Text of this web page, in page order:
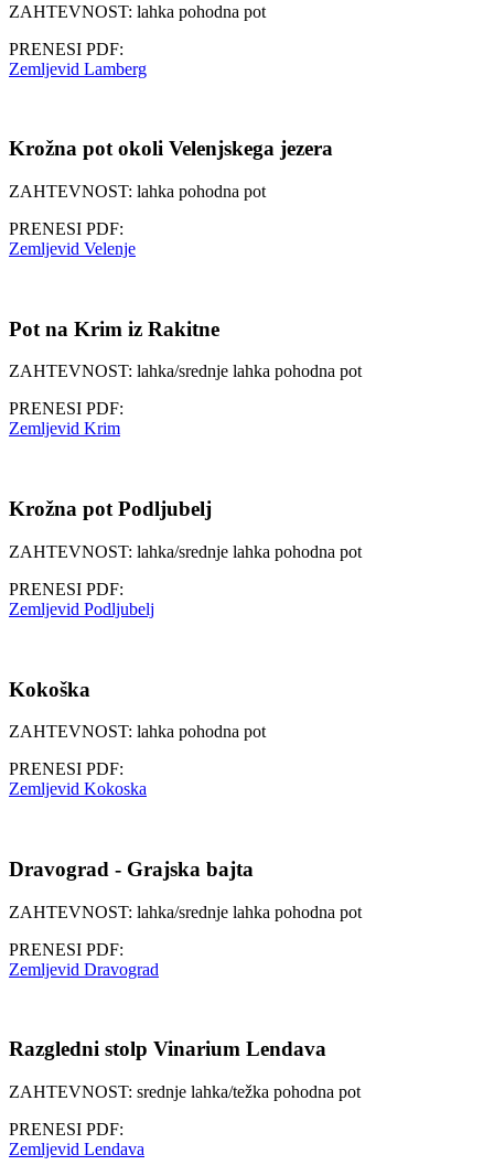
ZAHTEVNOST: lahka pohodna pot
PRENESI PDF:
Zemljevid Lamberg
Krožna pot okoli Velenjskega jezera
ZAHTEVNOST: lahka pohodna pot
PRENESI PDF:
Zemljevid Velenje
Pot na Krim iz Rakitne
ZAHTEVNOST: lahka/srednje lahka pohodna pot
PRENESI PDF:
Zemljevid Krim
Krožna pot Podljubelj
ZAHTEVNOST: lahka/srednje lahka pohodna pot
PRENESI PDF:
Zemljevid Podljubelj
Kokoška
ZAHTEVNOST: lahka pohodna pot
PRENESI PDF:
Zemljevid Kokoska
Dravograd - Grajska bajta
ZAHTEVNOST: lahka/srednje lahka pohodna pot
PRENESI PDF:
Zemljevid Dravograd
Razgledni stolp Vinarium Lendava
ZAHTEVNOST: srednje lahka/težka pohodna pot
PRENESI PDF:
Zemljevid Lendava